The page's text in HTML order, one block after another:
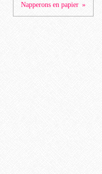
Napperons en papier